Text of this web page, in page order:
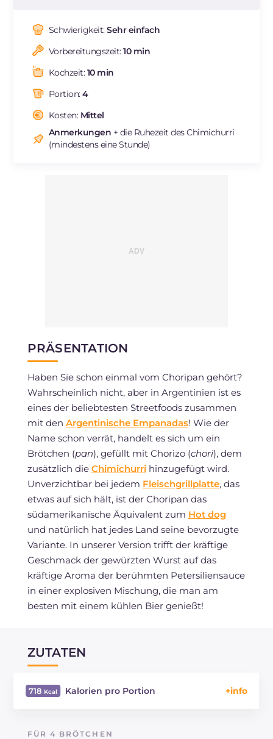
NL
davon Zucker
REZEPTLESEN
Fette
Ballaststoffe
Cholesterin
Natrium mg 2400
Schwierigkeit:Sehr einfach
Vorbereitungszeit:10 min
Kochzeit:10 min
Portion:4
Kosten: Mittel
Anmerkungen + die Ruhezeit des Chimichurri
(mindestens eine Stunde)
PRÄSENTATION
Haben Sie schon einmal vom Choripan gehört?
Wahrscheinlich nicht, aber in Argentinien ist es
eines der beliebtesten Streetfoods zusammen
mit den Argentinische Empanadas! Wie der
Name schon verrät, handelt es sich um ein
Brötchen (pan), gefüllt mit Chorizo (chori), dem
zusätzlich die Chimichurrihinzugefügt wird.
Unverzichtbar bei jedem Fleischgrillplatte, das
etwas auf sich hält, ist der Choripan das
südamerikanische Äquivalent zum Hot dog
und natürlich hat jedes Land seine bevorzugte
Variante. In unserer Version trifft der kräftige
Geschmack der gewürzten Wurst auf das
kräftige Aroma der berühmten Petersiliensauce
in einer explosiven Mischung, die man am
besten mit einem kühlen Bier genießt!
ZUTATEN
718 Kalorien pro Portion
FÜR 4 BRÖTCHEN